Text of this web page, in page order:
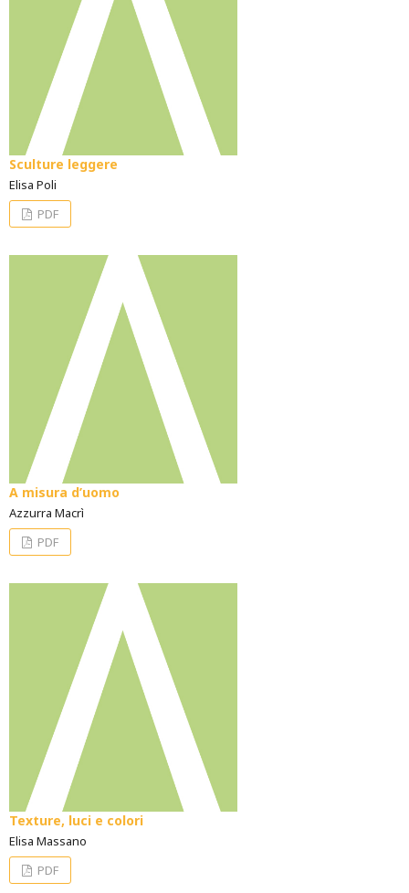
Sculture leggere
Elisa Poli
PDF
A misura d’uomo
Azzurra Macrì
PDF
Texture, luci e colori
Elisa Massano
PDF